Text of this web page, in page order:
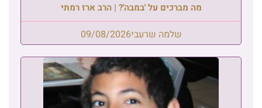
מה מברכים על 'במבה'? | הרב ארז רמתי
שלמה שרעבי09/08/2026